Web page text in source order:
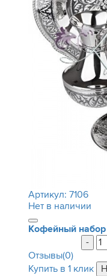
Артикул:7106
Нет в наличии
Кофейный
-
Отзывы(0)
Купить в 1 клик